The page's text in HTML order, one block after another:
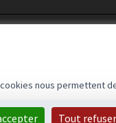
nous permettent
Tout refuser